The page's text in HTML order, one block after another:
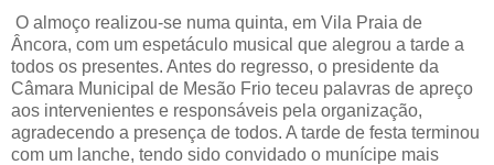
O almoço realizou-se numa quinta, em Vila Praia de
Âncora, com um espetáculo musical que alegrou a tarde a
todos os presentes. Antes do regresso, o presidente da
Câmara Municipal de Mesão Frio teceu palavras de apreço
aos intervenientes e responsáveis pela organização,
agradecendo a presença de todos. A tarde de festa terminou
com um lanche, tendo sido convidado o munícipe mais